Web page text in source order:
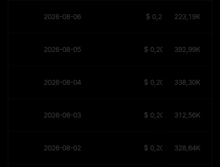
2026-08-06 $ 0,219 223,19K
2026-08-05 $ 0,2079 392,99K
2026-08-04 $ 0,2048 338,30K
2026-08-03 $ 0,2019 312,56K
2026-08-02 $ 0,2004 328,64K